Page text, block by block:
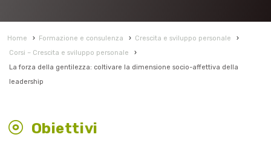
Home › Formazione e consulenza › Crescita e sviluppo personale
›
Corsi – Crescita e sviluppo personale
›
La forza della gentilezza: coltivare la dimensione socio-affettiva della
leadership
Obiettivi